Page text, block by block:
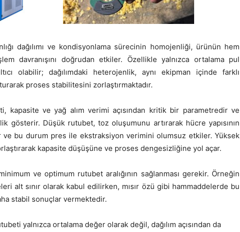
dağılımı ve kondisyonlama sürecinin homojenliği, ürünün hem
davranışını doğrudan etkiler. Özellikle yalnızca ortalama pul
olabilir; dağılımdaki heterojenlik, aynı ekipman içinde farklı
proses stabilitesini zorlaştırmaktadır.
kapasite ve yağ alım verimi açısından kritik bir parametredir ve
gösterir. Düşük rutubet, toz oluşumunu artırarak hücre yapısının
ve bu durum pres ile ekstraksiyon verimini olumsuz etkiler. Yüksek
kapasite düşüşüne ve proses dengesizliğine yol açar.
ve optimum rutubet aralığının sağlanması gerekir. Örneğin
alt sınır olarak kabul edilirken, mısır özü gibi hammaddelerde bu
stabil sonuçlar vermektedir.
yalnızca ortalama değer olarak değil, dağılım açısından da